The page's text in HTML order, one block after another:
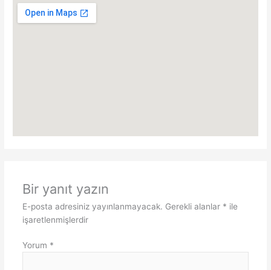
Bir yanıt yazın
E-posta adresiniz yayınlanmayacak. Gerekli alanlar * ile
işaretlenmişlerdir
Yorum *